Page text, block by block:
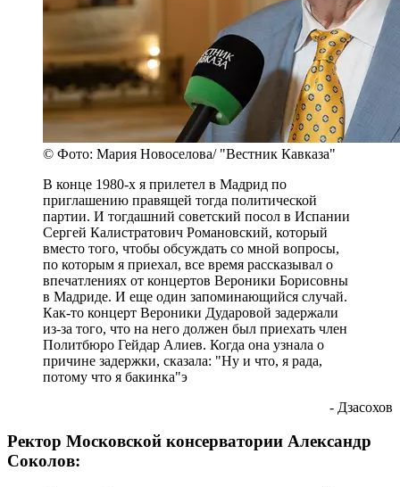
© Фото: Мария Новоселова/ "Вестник Кавказа"
В конце 1980-х я прилетел в Мадрид по
приглашению правящей тогда политической
партии. И тогдашний советский посол в Испании
Сергей Калистратович Романовский, который
вместо того, чтобы обсуждать со мной вопросы,
по которым я приехал, все время рассказывал о
впечатлениях от концертов Вероники Борисовны
в Мадриде. И еще один запоминающийся случай.
Как-то концерт Вероники Дударовой задержали
из-за того, что на него должен был приехать член
Политбюро Гейдар Алиев. Когда она узнала о
причине задержки, сказала: "Ну и что, я рада,
потому что я бакинка"э
- Дзасохов
Ректор Московской консерватории Александр
Соколов: